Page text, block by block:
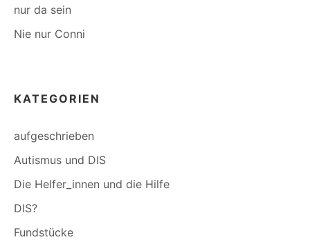
nur da sein
Nie nur Conni
KATEGORIEN
aufgeschrieben
Autismus und DIS
Die Helfer_innen und die Hilfe
DIS?
Fundstücke